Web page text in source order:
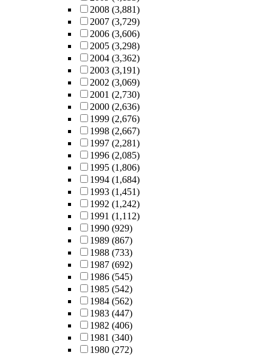
2008 (3,881)
2007 (3,729)
2006 (3,606)
2005 (3,298)
2004 (3,362)
2003 (3,191)
2002 (3,069)
2001 (2,730)
2000 (2,636)
1999 (2,676)
1998 (2,667)
1997 (2,281)
1996 (2,085)
1995 (1,806)
1994 (1,684)
1993 (1,451)
1992 (1,242)
1991 (1,112)
1990 (929)
1989 (867)
1988 (733)
1987 (692)
1986 (545)
1985 (542)
1984 (562)
1983 (447)
1982 (406)
1981 (340)
1980 (272)